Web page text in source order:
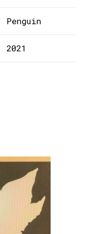
Penguin
2021